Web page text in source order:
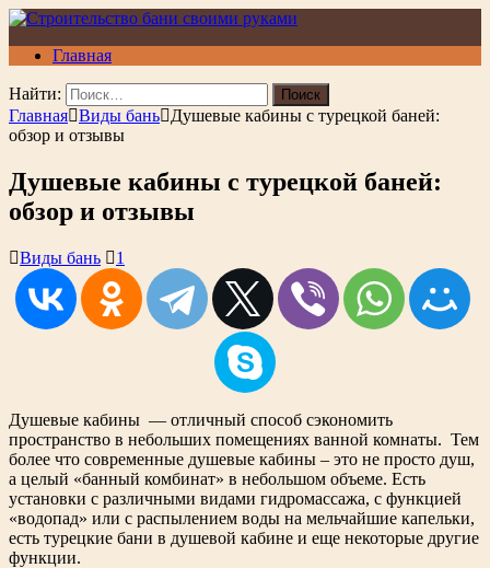
Главная
Найти:
Главная Виды бань
Душевые кабины с турецкой баней:
обзор и отзывы
Душевые кабины с турецкой баней:
обзор и отзывы
Виды бань 1
Душевые кабины — отличный способ сэкономить
пространство в небольших помещениях ванной комнаты. Тем
более что современные душевые кабины – это не просто душ,
а целый «банный комбинат» в небольшом объеме. Есть
установки с различными видами гидромассажа, с функцией
«водопад» или с распылением воды на мельчайшие капельки,
есть турецкие бани в душевой кабине и еще некоторые другие
функции.